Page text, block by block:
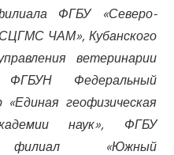
ФГБУ «Северо-
ЧАМ», Кубанского
ветеринарии
ФГБУН Федеральный
«Единая геофизическая
наук», ФГБУ
филиал «Южный